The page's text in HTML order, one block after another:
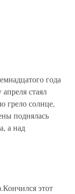
года
стаял
грело солнце,
поднялась
а над
этот